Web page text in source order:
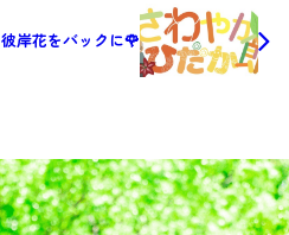
彼岸花をバックに🌹